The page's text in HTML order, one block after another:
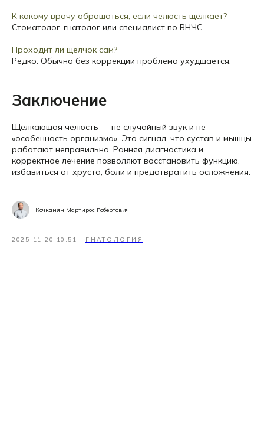
К какому врачу обращаться, если челюсть щелкает?
Стоматолог-гнатолог или специалист по ВНЧС.
Проходит ли щелчок сам?
Редко. Обычно без коррекции проблема ухудшается.
Заключение
Щелкающая челюсть — не случайный звук и не
«особенность организма». Это сигнал, что сустав и мышцы
работают неправильно. Ранняя диагностика и
корректное лечение позволяют восстановить функцию,
избавиться от хруста, боли и предотвратить осложнения.
Кочканян Мартирос Робертович
2025-11-20 10:51 ГНАТОЛОГИЯ